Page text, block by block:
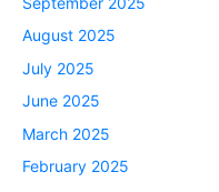
August 2025
July 2025
June 2025
March 2025
February 2025